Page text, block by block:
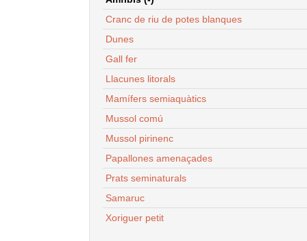
Cranc de riu de potes blanques
Dunes
Gall fer
Llacunes litorals
Mamífers semiaquàtics
Mussol comú
Mussol pirinenc
Papallones amenaçades
Prats seminaturals
Samaruc
Xoriguer petit